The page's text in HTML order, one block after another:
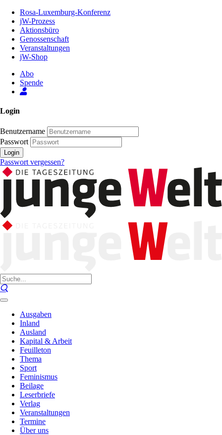
Inhalt
Seite
Rosa-Luxemburg-Konferenz
jW-Prozess
Aktionsbüro
Genossenschaft
Veranstaltungen
jW-Shop
Abo
Spende
Login
Benutzername
Passwort
Login
Passwort vergessen?
Ausgaben
Inland
Ausland
Kapital & Arbeit
Feuilleton
Thema
Sport
Feminismus
Beilage
Leserbriefe
Verlag
Veranstaltungen
Termine
Über uns